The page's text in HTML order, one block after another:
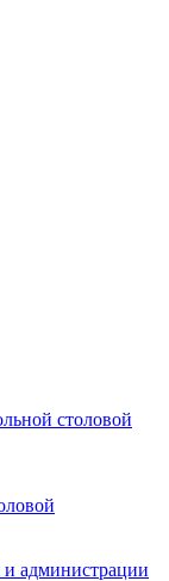
столовой
и администрации